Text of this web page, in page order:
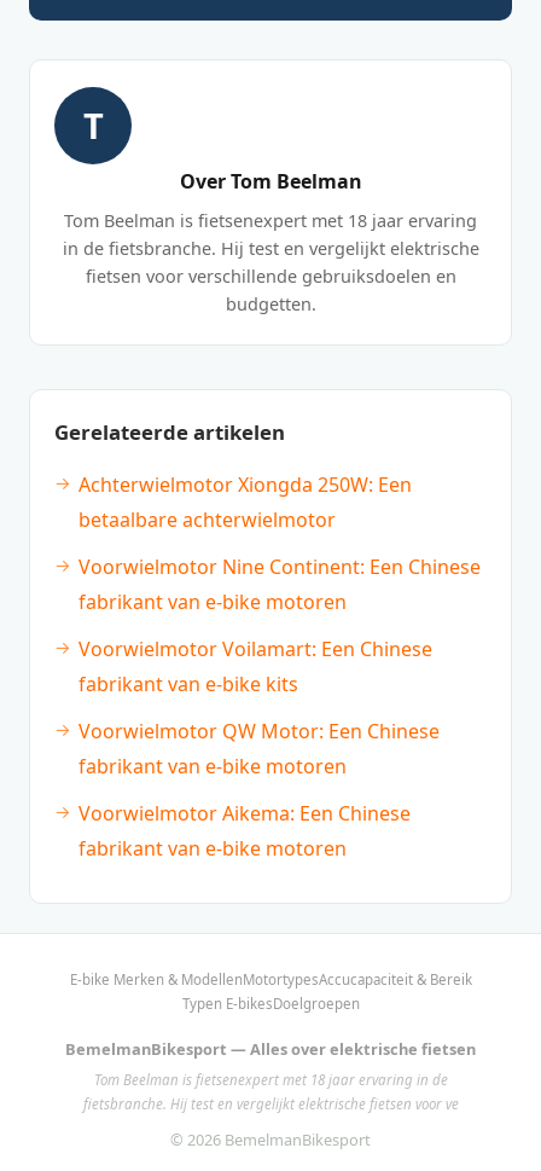
T
Over Tom Beelman
Tom Beelman is fietsenexpert met 18 jaar ervaring
in de fietsbranche. Hij test en vergelijkt elektrische
fietsen voor verschillende gebruiksdoelen en
budgetten.
Gerelateerde artikelen
Achterwielmotor Xiongda 250W: Een
betaalbare achterwielmotor
Voorwielmotor Nine Continent: Een Chinese
fabrikant van e-bike motoren
Voorwielmotor Voilamart: Een Chinese
fabrikant van e-bike kits
Voorwielmotor QW Motor: Een Chinese
fabrikant van e-bike motoren
Voorwielmotor Aikema: Een Chinese
fabrikant van e-bike motoren
E-bike Merken & ModellenMotortypesAccucapaciteit & Bereik
Typen E-bikesDoelgroepen
BemelmanBikesport — Alles over elektrische fietsen
Tom Beelman is fietsenexpert met 18 jaar ervaring in de
fietsbranche. Hij test en vergelijkt elektrische fietsen voor ve
© 2026 BemelmanBikesport